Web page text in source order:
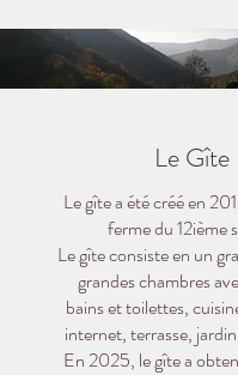
Le Gîte
Le gîte a été créé en
ferme du 12ième
Le gîte consiste en un
grandes chambres
bains et toilettes,
internet, terrasse,
En 2025, le gîte a